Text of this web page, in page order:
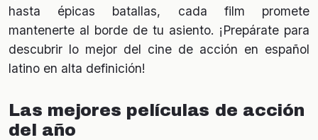
hasta épicas batallas, cada film promete
mantenerte al borde de tu asiento. ¡Prepárate para
descubrir lo mejor del cine de acción en español
latino en alta definición!
Las mejores películas de acción
del año